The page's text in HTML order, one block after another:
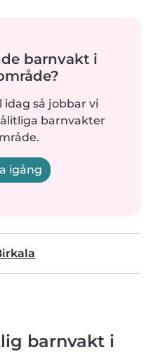
barnvakt i
så jobbar vi
barnvakter
igång
barnvakt i